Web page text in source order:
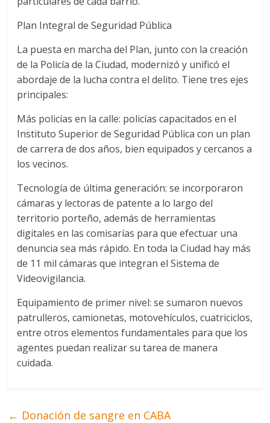
Plan Integral de Seguridad Pública
La puesta en marcha del Plan, junto con la creación
de la Policía de la Ciudad, modernizó y unificó el
abordaje de la lucha contra el delito. Tiene tres ejes
principales:
Más policías en la calle: policías capacitados en el
Instituto Superior de Seguridad Pública con un plan
de carrera de dos años, bien equipados y cercanos a
los vecinos.
Tecnología de última generación: se incorporaron
cámaras y lectoras de patente a lo largo del
territorio porteño, además de herramientas
digitales en las comisarías para que efectuar una
denuncia sea más rápido. En toda la Ciudad hay más
de 11 mil cámaras que integran el Sistema de
Videovigilancia.
Equipamiento de primer nivel: se sumaron nuevos
patrulleros, camionetas, motovehículos, cuatriciclos,
entre otros elementos fundamentales para que los
agentes puedan realizar su tarea de manera
cuidada.
← Donación de sangre en CABA